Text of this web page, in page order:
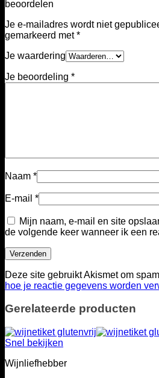
beoordelen
Je e-mailadres wordt niet
gemarkeerd met*
Je waardering
Je beoordeling *
Naam *
E-mail *
Mijn naam, e-mail en site
de volgende keer wanneer ik een
Deze site gebruikt Akismet om
hoe je reactie gegevens worden
Gerelateerde producten
Snel bekijken
Wijnliefhebber